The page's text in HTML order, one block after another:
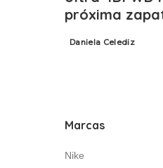
próxima
Posted
Daniela Celediz
Marcas
Nike